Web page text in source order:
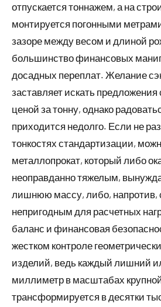
отпускается тоннажем, а на
монтируется погонными
зазоре между весом и длиной
большинство финансовых
досадных переплат. Желание
заставляет искать предложения
ценой за тонну, однако
приходится недолго. Если не
тонкостях стандартизации,
металлопрокат, который либо
неоправданно тяжелым,
лишнюю массу, либо, напротив,
непригодным для расчетных
баланс и финансовая
жестком контроле
изделий, ведь каждый лишний
миллиметр в масштабах
трансформируется в десятки